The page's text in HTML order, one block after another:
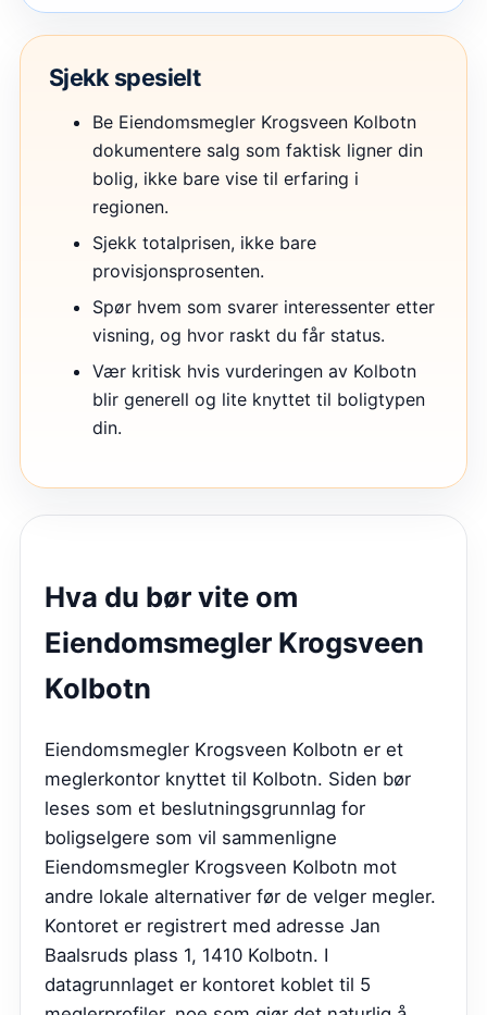
Sjekk spesielt
Be Eiendomsmegler Krogsveen Kolbotn
dokumentere salg som faktisk ligner din
bolig, ikke bare vise til erfaring i
regionen.
Sjekk totalprisen, ikke bare
provisjonsprosenten.
Spør hvem som svarer interessenter etter
visning, og hvor raskt du får status.
Vær kritisk hvis vurderingen av Kolbotn
blir generell og lite knyttet til boligtypen
din.
Hva du bør vite om
Eiendomsmegler Krogsveen
Kolbotn
Eiendomsmegler Krogsveen Kolbotn er et
meglerkontor knyttet til Kolbotn. Siden bør
leses som et beslutningsgrunnlag for
boligselgere som vil sammenligne
Eiendomsmegler Krogsveen Kolbotn mot
andre lokale alternativer før de velger megler.
Kontoret er registrert med adresse Jan
Baalsruds plass 1, 1410 Kolbotn. I
datagrunnlaget er kontoret koblet til 5